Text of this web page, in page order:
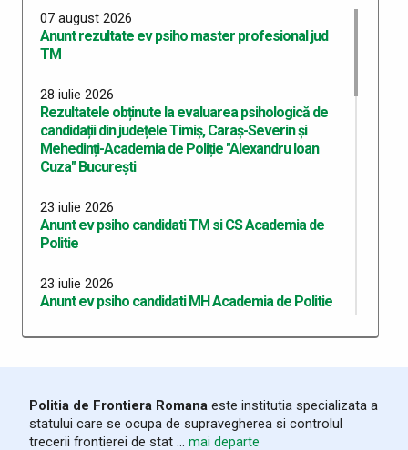
07 august 2026
Anunt rezultate ev psiho master profesional jud
TM
28 iulie 2026
Rezultatele obținute la evaluarea psihologică de
candidații din județele Timiș, Caraș-Severin și
Mehedinți-Academia de Poliție "Alexandru Ioan
Cuza" București
23 iulie 2026
Anunt ev psiho candidati TM si CS Academia de
Politie
23 iulie 2026
Anunt ev psiho candidati MH Academia de Politie
10 iulie 2026
06 iulie 2026
Anunt concurs admitere Academie de Poliție
Politia de Frontiera Romana este institutia specializata a
statului care se ocupa de supravegherea si controlul
trecerii frontierei de stat ... mai departe